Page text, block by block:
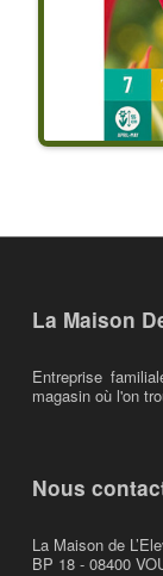
La Maison
Entreprise
magasin où l'on
Nous
La Maison de
BP 18 - 08400